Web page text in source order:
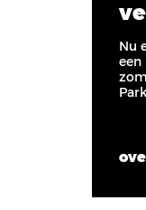
Nu
een